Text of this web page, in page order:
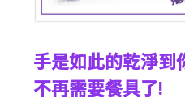
手是如此的乾淨到
不再需要餐具了!